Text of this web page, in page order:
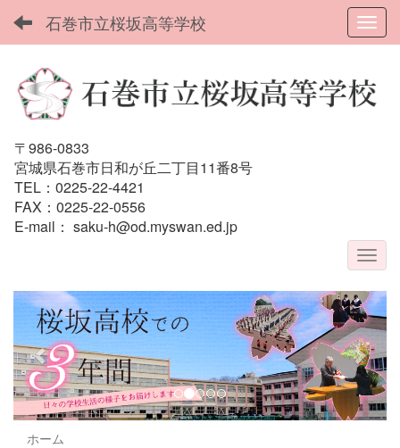
石巻市立桜坂高等学校
〒986-0833
宮城県石巻市日和が丘二丁目11番8号
TEL：0225-22-4421
FAX：0225-22-0556
E-mail： saku-h@od.myswan.ed.jp
p
r
e
v
i
o
n
e
x
t
ホーム